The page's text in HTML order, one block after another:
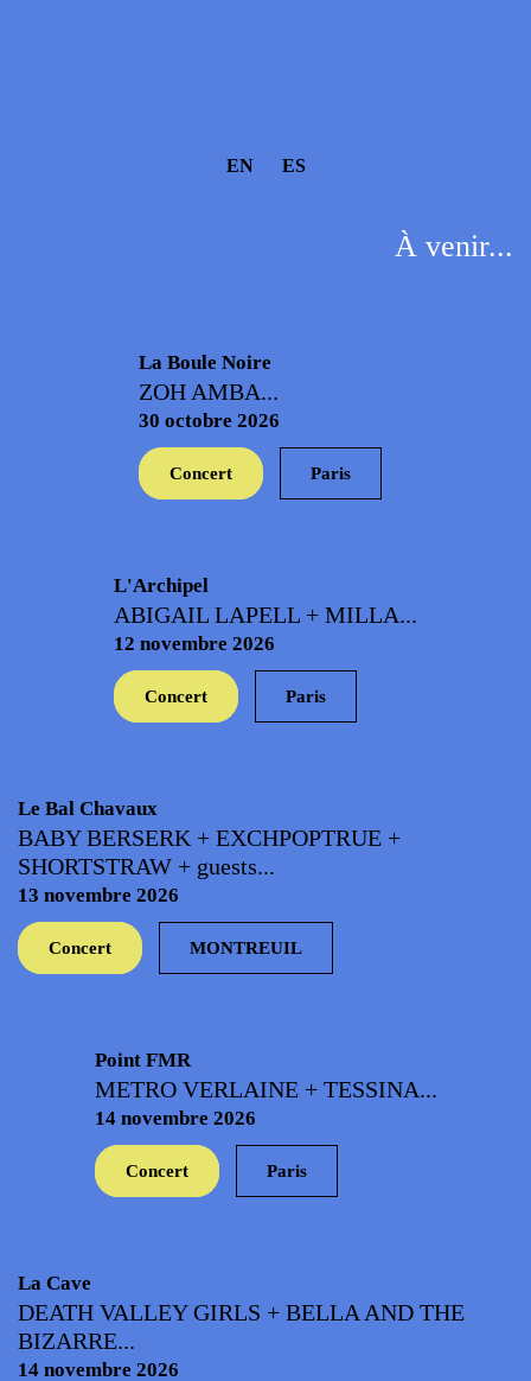
EN ES
À venir...
La Boule Noire
ZOH AMBA...
30 octobre 2026
Concert Paris
L'Archipel
ABIGAIL LAPELL + MILLA...
12 novembre 2026
Concert Paris
Le Bal Chavaux
BABY BERSERK + EXCHPOPTRUE +
SHORTSTRAW + guests...
13 novembre 2026
Concert MONTREUIL
Point FMR
METRO VERLAINE + TESSINA...
14 novembre 2026
Concert Paris
La Cave
DEATH VALLEY GIRLS + BELLA AND THE
BIZARRE...
14 novembre 2026